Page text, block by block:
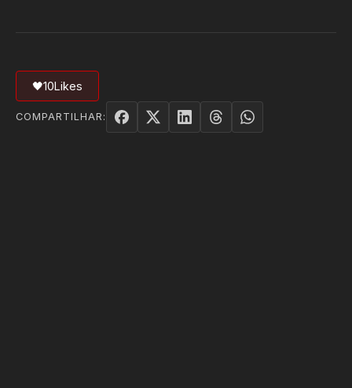
🖤10Likes
COMPARTILHAR: